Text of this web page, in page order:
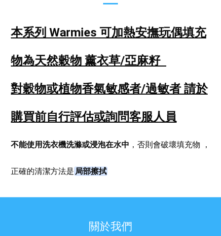
本系列 Warmies 可加熱安撫玩偶填充
物為天然穀物 薰衣草/亞麻籽
對穀物或植物香氣敏感者/過敏者 請於
購買前自行評估或詢問客服人員
不能使用洗衣機洗滌或浸泡在水中 ，否則會破壞填充物 ，
正確的清潔方法是 局部擦拭
關於我們